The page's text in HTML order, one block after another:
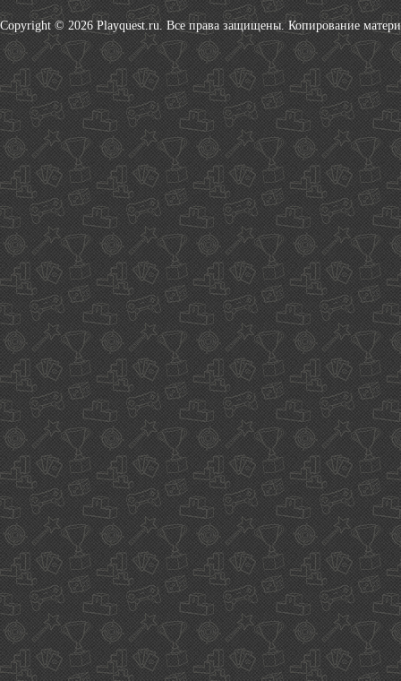
Copyright © 2026 Playquest.ru. Все права защищены. Копирование